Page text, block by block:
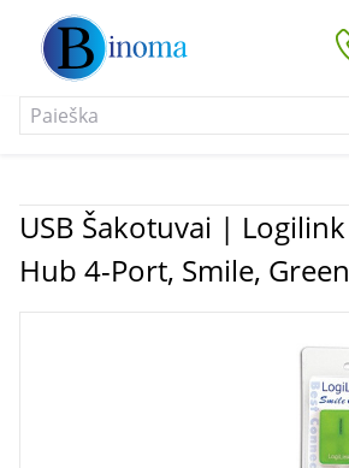
USB Šakotuvai | Logilink | USB 2.0
Hub 4-Port, Smile, Green